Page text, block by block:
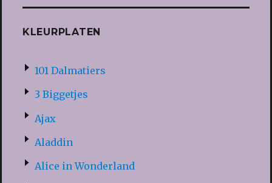
KLEURPLATEN
101 Dalmatiers
3 Biggetjes
Ajax
Aladdin
Alice in Wonderland